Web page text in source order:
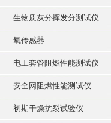
生物质灰分挥发分测试仪
氧传感器
电工套管阻燃性能测试仪
安全网阻燃性能测试仪
初期干燥抗裂试验仪